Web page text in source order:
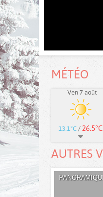
MÉTÉO
Ven 7 août
13.1°C / 26.5°C
AUTRES